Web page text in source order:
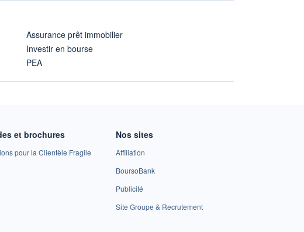
Assurance prêt immobilier
Investir en bourse
PEA
et brochures
pour la Clientèle Fragile
Nos sites
Affiliation
BoursoBank
Publicité
Site Groupe & Recrutement